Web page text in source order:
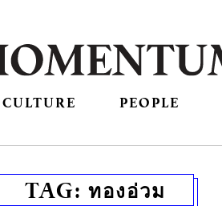
CULTURE PEOPLE
TAG: ทองอ่วม